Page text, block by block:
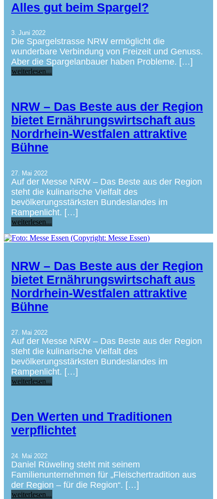
Alles gut beim Spargel?
3. Juni 2022
Die Spargelstrasse NRW ermöglicht die
wunderbare Verbindung von Freizeit und Genuss.
Aber die Spargelanbauer haben Probleme. […]
weiterlesen...
NRW – Das Beste aus der Region
bietet Ernährungswirtschaft aus
Nordrhein-Westfalen attraktive
Bühne
27. Mai 2022
Auf der Messe NRW – Das Beste aus der Region
steht die kulinarische Vielfalt des
bevölkerungsstärksten Bundeslandes im
Rampenlicht. […]
weiterlesen...
NRW – Das Beste aus der Region
bietet Ernährungswirtschaft aus
Nordrhein-Westfalen attraktive
Bühne
27. Mai 2022
Auf der Messe NRW – Das Beste aus der Region
steht die kulinarische Vielfalt des
bevölkerungsstärksten Bundeslandes im
Rampenlicht. […]
weiterlesen...
Den Werten und Traditionen
verpflichtet
24. Mai 2022
Daniel Rüweling steht mit seinem
Familienunternehmen für „Fleischertradition aus
der Region – für die Region“. […]
weiterlesen...